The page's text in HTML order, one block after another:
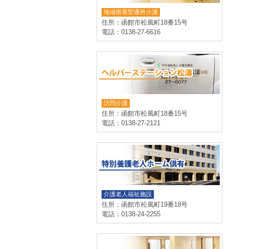
地域密着型通所介護
住所：函館市松風町18番15号
電話：0138-27-6616
訪問介護
住所：函館市松風町18番15号
電話：0138-27-2121
介護老人福祉施設
住所：函館市松風町19番18号
電話：0138-24-2255